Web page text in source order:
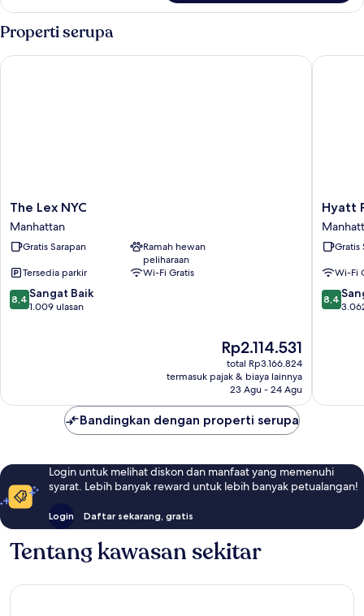
GW
Suite
Properti serupa
The
Lex
NYC
Manhattan
The Lex NYC
Manhattan
Gratis Sarapan
Ramah hewan
peliharaan
Tersedia parkir
Wi-Fi Gratis
8.4
dari
8,4 Sangat Baik
1.009 ulasan
Harga
sekarang
Rp2.114.531
Rp2.114.531
total Rp3.166.824
termasuk pajak & biaya lainnya
23 Agu - 24 Agu
The Lex NYC
Hyatt
Place
New
York
Chelsea
Hyatt
Gratis
Wi-Fi
8.4
dari
8,4
Hyatt
Bandingkan dengan properti serupa
Login untuk melihat diskon dan manfaat yang memenuhi
syarat. Lebih banyak reward untuk lebih banyak petualangan!
Login Daftar sekarang, gratis
Tentang kawasan sekitar